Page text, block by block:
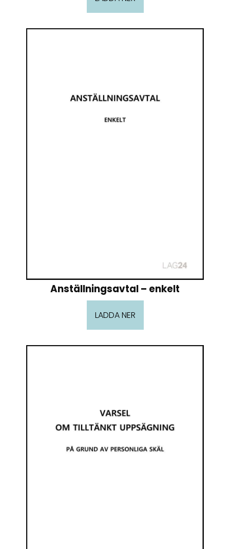
Anställningsavtal – enkelt
LADDA NER